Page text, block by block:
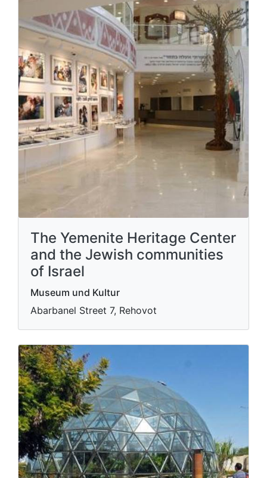
The Yemenite Heritage Center
and the Jewish communities
of Israel
Museum und Kultur
Abarbanel Street 7, Rehovot